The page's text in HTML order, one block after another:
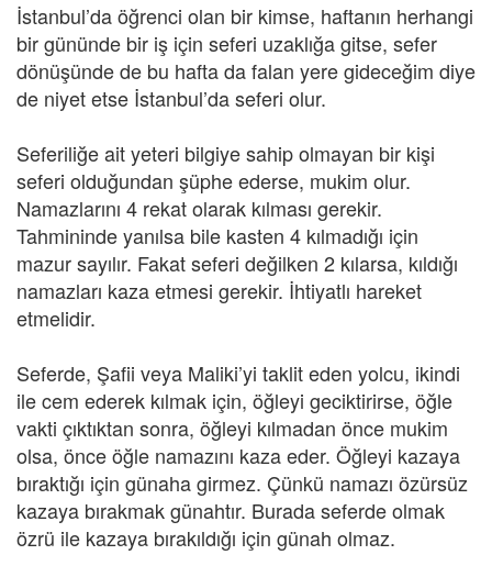
İstanbul’da öğrenci olan bir kimse, haftanın herhangi
bir gününde bir iş için seferi uzaklığa gitse, sefer
dönüşünde de bu hafta da falan yere gideceğim diye
de niyet etse İstanbul’da seferi olur.
Seferiliğe ait yeteri bilgiye sahip olmayan bir kişi
seferi olduğundan şüphe ederse, mukim olur.
Namazlarını 4 rekat olarak kılması gerekir.
Tahmininde yanılsa bile kasten 4 kılmadığı için
mazur sayılır. Fakat seferi değilken 2 kılarsa, kıldığı
namazları kaza etmesi gerekir. İhtiyatlı hareket
etmelidir.
Seferde, Şafii veya Maliki’yi taklit eden yolcu, ikindi
ile cem ederek kılmak için, öğleyi geciktirirse, öğle
vakti çıktıktan sonra, öğleyi kılmadan önce mukim
olsa, önce öğle namazını kaza eder. Öğleyi kazaya
bıraktığı için günaha girmez. Çünkü namazı özürsüz
kazaya bırakmak günahtır. Burada seferde olmak
özrü ile kazaya bırakıldığı için günah olmaz.